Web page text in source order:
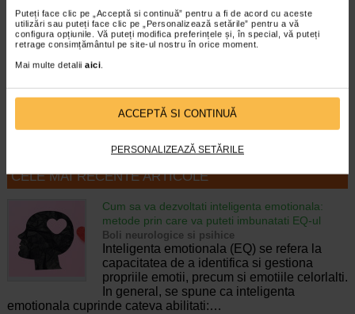
Puteți face clic pe „Acceptă si continuă” pentru a fi de acord cu aceste
utilizări sau puteți face clic pe „Personalizează setările” pentru a vă
configura opțiunile. Vă puteți modifica preferințele și, în special, vă puteți
retrage consimțământul pe site-ul nostru în orice moment.
Mai multe detalii aici.
ACCEPTĂ SI CONTINUĂ
PERSONALIZEAZĂ SETĂRILE
PURITY HERBS After Shave
tratament facial pentru…
iritației de după ras. Previne
PURITY HERBS Lotiune ten
pentru barbati 118 ml
CELE MAI RECENTE ARTICOLE
Cum sa va dezvoltati inteligenta emotionala:
metode prin care va puteti imbunatati EQ-ul
Boli neurologice si psihice
Inteligenta emotionala (EQ) se refera la
capacitatea de a identifica si gestiona
propriile emotii, precum si emotiile celorlalti.
In general, se spune ca inteligenta
emotionala cuprinde cateva abilitati:…